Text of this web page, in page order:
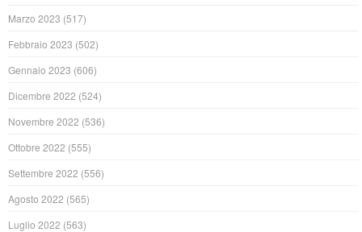
Marzo 2023 (517)
Febbraio 2023 (502)
Gennaio 2023 (606)
Dicembre 2022 (524)
Novembre 2022 (536)
Ottobre 2022 (555)
Settembre 2022 (556)
Agosto 2022 (565)
Luglio 2022 (563)